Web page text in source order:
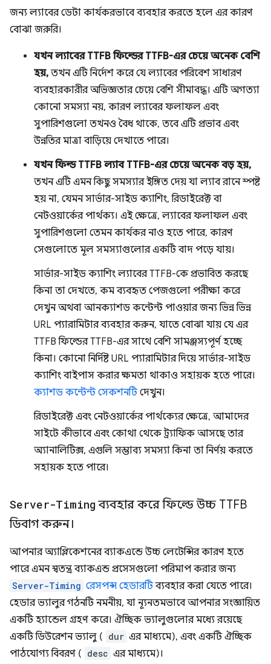
জন্য ল্যাবের ডেটা কার্যকরভাবে ব্যবহার করতে হলে এর কারণ
বোঝা জরুরি।
যখন ল্যাবের TTFB ফিল্ডের TTFB-এর চেয়ে অনেক বেশি
হয়, তখন এটি নির্দেশ করে যে ল্যাবের পরিবেশ সাধারণ
ব্যবহারকারীর অভিজ্ঞতার চেয়ে বেশি সীমাবদ্ধ। এটি অগত্যা
কোনো সমস্যা নয়, কারণ ল্যাবের ফলাফল এবং
সুপারিশগুলো তখনও বৈধ থাকে, তবে এটি প্রভাব এবং
উন্নতির মাত্রা বাড়িয়ে দেখাতে পারে।
যখন ফিল্ড TTFB ল্যাব TTFB-এর চেয়ে অনেক বড় হয়,
তখন এটি এমন কিছু সমস্যার ইঙ্গিত দেয় যা ল্যাব রানে স্পষ্ট
হয় না, যেমন সার্ভার-সাইড ক্যাশিং, রিডাইরেক্ট বা
নেটওয়ার্কের পার্থক্য। এই ক্ষেত্রে, ল্যাবের ফলাফল এবং
সুপারিশগুলো তেমন কার্যকর নাও হতে পারে, কারণ
সেগুলোতে মূল সমস্যাগুলোর একটি বাদ পড়ে যায়।
সার্ভার-সাইড ক্যাশিং ল্যাবের TTFB-কে প্রভাবিত করছে
কিনা তা দেখতে, কম ব্যবহৃত পেজগুলো পরীক্ষা করে
দেখুন অথবা আনক্যাশড কন্টেন্ট পাওয়ার জন্য ভিন্ন ভিন্ন
URL প্যারামিটার ব্যবহার করুন, যাতে বোঝা যায় যে এর
TTFB ফিল্ডের TTFB-এর সাথে বেশি সামঞ্জস্যপূর্ণ হচ্ছে
কিনা। কোনো নির্দিষ্ট URL প্যারামিটার দিয়ে সার্ভার-সাইড
ক্যাশিং বাইপাস করার ক্ষমতা থাকাও সহায়ক হতে পারে।
ক্যাশড কন্টেন্ট সেকশনটিদেখুন।
রিডাইরেক্ট এবং নেটওয়ার্কের পার্থক্যের ক্ষেত্রে, আমাদের
সাইটে কীভাবে এবং কোথা থেকে ট্র্যাফিক আসছে তার
অ্যানালিটিক্স, এগুলি সম্ভাব্য সমস্যা কিনা তা নির্ণয় করতে
সহায়ক হতে পারে।
Server-Timing ব্যবহার করে ফিল্ডে উচ্চ TTFB
ডিবাগ করুন।
আপনার অ্যাপ্লিকেশনের ব্যাকএন্ডে উচ্চ লেটেন্সির কারণ হতে
পারে এমন স্বতন্ত্র ব্যাকএন্ড প্রসেসগুলো পরিমাপ করার জন্য
Server-Timing রেসপন্স হেডারটিব্যবহার করা যেতে পারে।
হেডার ভ্যালুর গঠনটি নমনীয়, যা ন্যূনতমভাবে আপনার সংজ্ঞায়িত
একটি হ্যান্ডেল গ্রহণ করে। ঐচ্ছিক ভ্যালুগুলোর মধ্যে রয়েছে
একটি ডিউরেশন ভ্যালু ( dur এর মাধ্যমে), এবং একটি ঐচ্ছিক
পাঠযোগ্য বিবরণ ( desc এর মাধ্যমে)।